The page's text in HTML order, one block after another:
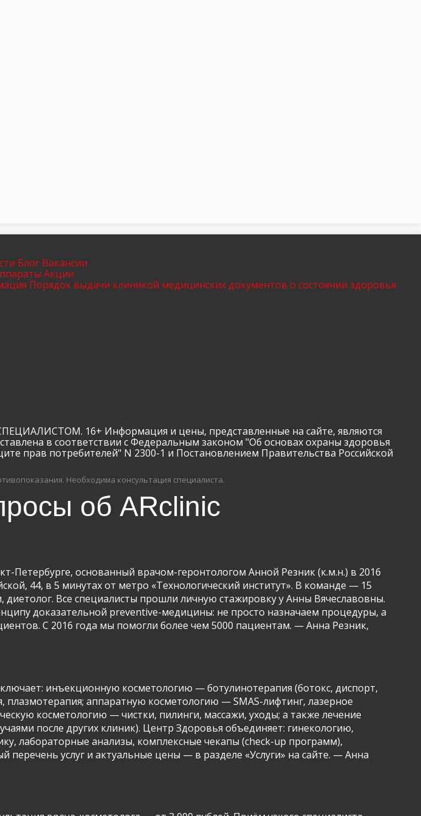
Блог Вакансии
Акции
Порядок выдачи клиникой медицинских документов о состоянии здоровья
16+ Информация и цены, представленные на сайте, являются
в соответствии с Федеральным законом "Об основах охраны здоровья
прав потребителей" N 2300-1 и Постановлением Правительства Российской
Необходима консультация специалиста.
об ARclinic
Петербурге, основанный врачом-геронтологом Анной Резник (к.м.н.) в 2016
44, в 5 минутах от метро «Технологический институт». В команде — 15
Все специалисты прошли личную стажировку у Анны Вячеславовны.
доказательной preventive-медицины: не просто назначаем процедуры, а
С 2016 года мы помогли более чем 5000 пациентам. — Анна Резник,
инъекционную косметологию — ботулинотерапия (ботокс, диспорт,
аппаратную косметологию — SMAS-лифтинг, лазерное
косметологию — чистки, пилинги, массажи, уходы; а также лечение
после других клиник). Центр Здоровья объединяет: гинекологию,
лабораторные анализы, комплексные чекапы (check-up программ),
услуг и актуальные цены — в разделе «Услуги» на сайте. — Анна